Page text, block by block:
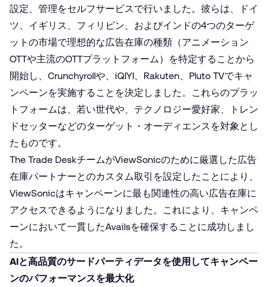
設定、管理をセルフサービスで行いました。彼らは、ドイ
ツ、イギリス、フィリピン、およびインドの4つのターゲ
ットの市場で理想的な広告在庫の種類（アニメーション
OTTや主流のOTTプラットフォーム）を特定することから
開始し、Crunchyrollや、iQIYI、Rakuten、Pluto TVでキャ
ンペーンを実施することを決定しました。これらのプラッ
トフォームは、若い世代や、テクノロジー愛好家、トレン
ドセッターなどのターゲット・オーディエンスを対象とし
たものです。
The Trade DeskチームがViewSonicのために厳選した広告
在庫パートナーとのカスタム取引を設定したことにより、
ViewSonicはキャンペーンに最も関連性の高い広告在庫に
アクセスできるようになりました。これにより、キャンペ
ーンにおいて一貫したAvailsを確保することに成功しまし
た。
AIと高品質のサードパーティデータを使用してキャンペー
ンのパフォーマンスを最大化